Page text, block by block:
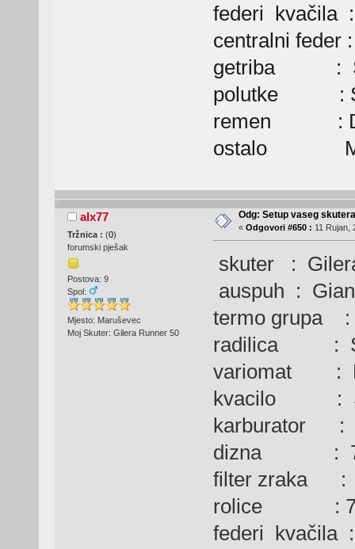
federi kvačila
centralni feder
getriba :
polutke :
remen :
ostalo Max,
alx77
Tržnica : (0)
forumski pješak
Postova: 9
Spol:
Mjesto: Maruševec
Moj Skuter: Gilera Runner 50
Odg: Setup vaseg skutera
« Odgovori #650 : 11 Rujan,
skuter :
auspuh :
termo grupa :
radilica :
variomat :
kvacilo :
karburator :
dizna :
filter zraka :
rolice :
federi kvačila